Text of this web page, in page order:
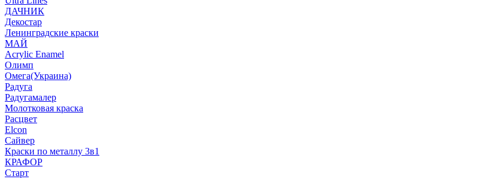
ДАЧНИК
Декостар
Ленинградские краски
МАЙ
Acrylic Enamel
Олимп
Омега(Украина)
Радуга
Радугамалер
Молотковая краска
Расцвет
Elcon
Сайвер
Краски по металлу 3в1
КРАФОР
Старт